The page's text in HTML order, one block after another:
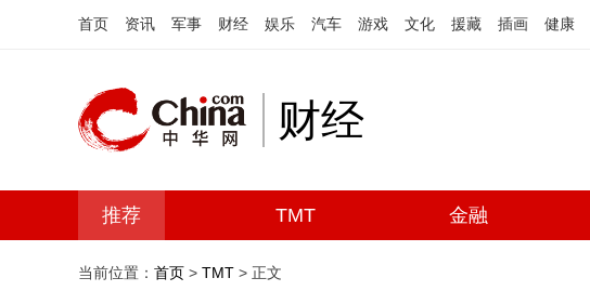
首页 资讯 军事 财经 娱乐 汽车 游戏 文化 援藏 插画 健康
财经
推荐 TMT 金融
当前位置： 首页 > TMT > 正文